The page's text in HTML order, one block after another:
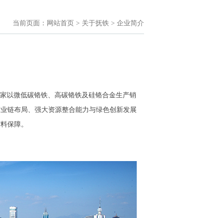
当前页面： 网站首页 > 关于抚铁 > 企业简介
以微低碳铬铁、高碳铬铁及硅铬合金生产销
链布局、强大资源整合能力与绿色创新发展
保障。